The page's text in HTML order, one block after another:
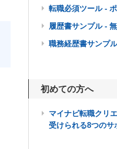
転職必須ツール -
履歴書サンプル -
職務経歴書サンプ
初めての方へ
マイナビ転職クリ
受けられる8つのサ